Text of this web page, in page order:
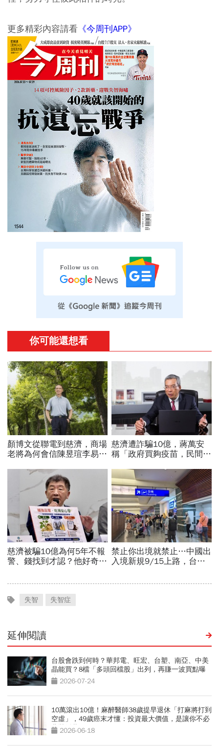
更多精彩內容請看 《今周刊APP》
失智 失智症
延伸閱讀
台股會跌到何時？華邦電、旺宏、台塑、南亞、中美
晶能買？8檔「多頭回檔股」出列，再賺一波買點曝
光 2026-07-24
10萬滾出10億！麻醉醫師38歲提早退休「打麻將打到
空虛」，49歲癌末才懂：投資最大價值，是讓你不必
悲壯活著
2026-06-18